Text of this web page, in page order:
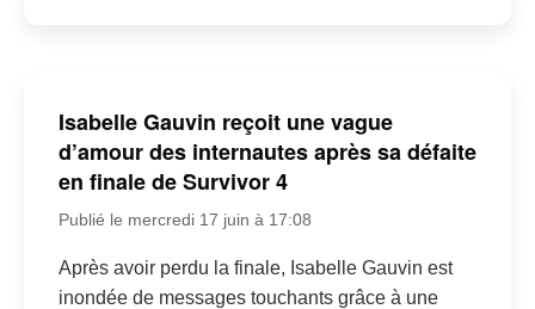
Isabelle Gauvin reçoit une vague
d’amour des internautes après sa défaite
en finale de Survivor 4
Publié le mercredi 17 juin à 17:08
Après avoir perdu la finale, Isabelle Gauvin est
inondée de messages touchants grâce à une